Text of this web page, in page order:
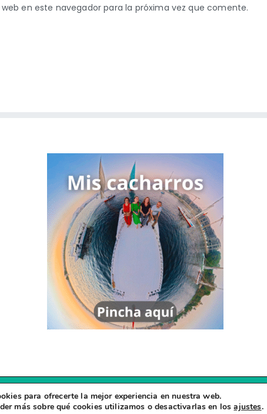
en este navegador para la próxima vez que comente.
Copyright © 2026Zapatillas Viajeras
para ofrecerte la mejor experiencia en nuestra web.
más sobre qué cookies utilizamos o desactivarlas en losajustes.